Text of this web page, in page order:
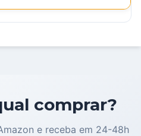
comprar?
e receba em 24-48h